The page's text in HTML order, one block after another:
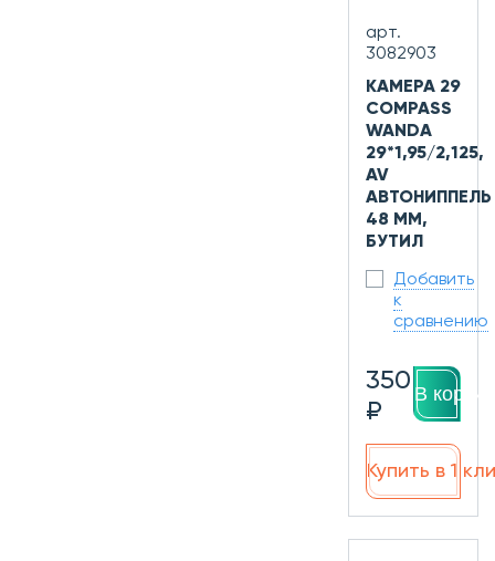
арт.
3082903
КАМЕРА 29
COMPASS
WANDA
29*1,95/2,125,
AV
АВТОНИППЕЛЬ
48 ММ,
БУТИЛ
Добавить
к
сравнению
350
₽
В
Купить в 1